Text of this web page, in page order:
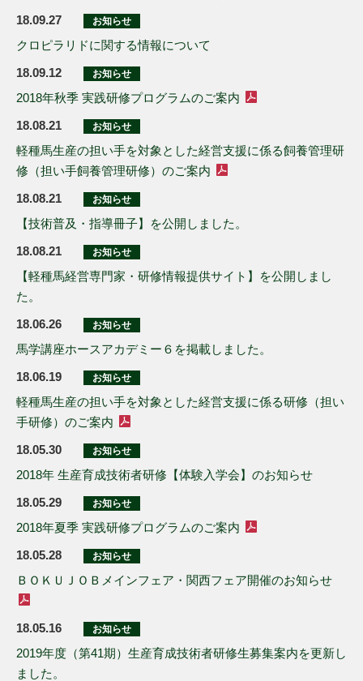
18.09.27
お知らせ
クロピラリドに関する情報について
18.09.12
お知らせ
2018年秋季 実践研修プログラムのご案内
18.08.21
お知らせ
軽種馬生産の担い手を対象とした経営支援に係る飼養管理研
修（担い手飼養管理研修）のご案内
18.08.21
お知らせ
【技術普及・指導冊子】を公開しました。
18.08.21
お知らせ
【軽種馬経営専門家・研修情報提供サイト】を公開しまし
た。
18.06.26
お知らせ
馬学講座ホースアカデミー６を掲載しました。
18.06.19
お知らせ
軽種馬生産の担い手を対象とした経営支援に係る研修（担い
手研修）のご案内
18.05.30
お知らせ
2018年 生産育成技術者研修【体験入学会】のお知らせ
18.05.29
お知らせ
2018年夏季 実践研修プログラムのご案内
18.05.28
お知らせ
ＢＯＫＵＪＯＢメインフェア・関西フェア開催のお知らせ
18.05.16 お知らせ
2019年度（第41期）生産育成技術者研修生募集案内を更新し
ました。